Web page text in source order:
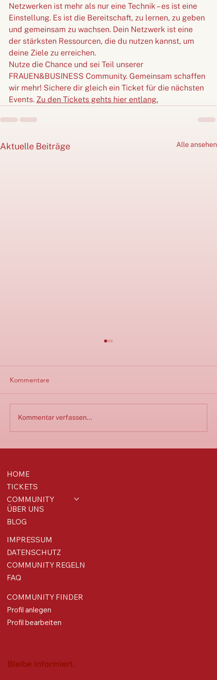
Netzwerken ist mehr als nur eine Technik – es ist eine
Einstellung. Es ist die Bereitschaft, zu lernen, zu geben
und gemeinsam zu wachsen. Dein Netzwerk ist eine
der stärksten Ressourcen, die du nutzen kannst, um
deine Ziele zu erreichen.
Nutze die Chance und sei Teil unserer
FRAUEN&BUSINESS Community. Gemeinsam schaffen
wir mehr! Sichere dir gleich ein Ticket für die nächsten
Events. Zu den Tickets gehts hier entlang.
Aktuelle Beiträge Alle ansehen
Busines
Kommentare
Kommentar verfassen...
Bleibe informiert.
HOME
TICKETS
COMMUNITY
ÜBER UNS
BLOG
IMPRESSUM
DATENSCHUTZ
COMMUNITY REGELN
FAQ
COMMUNITY FINDER
Profil anlegen
Profil bearbeiten